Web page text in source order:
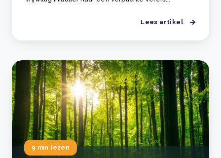
Lees artikel
9 min lezen